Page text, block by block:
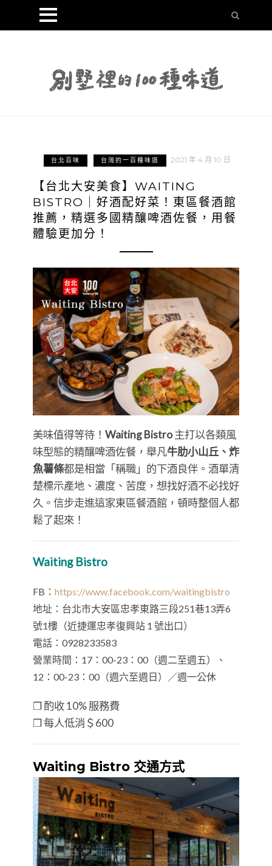
台北百味 台灣的一百種味道 2021 年 4 月 10 日
【台北大安美食】WAITING
BISTRO｜好酒配好菜！東區餐酒館
推薦，精選多國精釀啤酒佐餐，用餐
體驗更加分！
美味值得等待！ Waiting Bistro主打以各類風
味型態的精釀啤酒佐餐，舉凡牛肋小山丘、炸
魚薯條都是相當「稱職」的下酒良伴。酒單清
楚標示產地、濃度、苦度，想找好酒不必找好
久。信步走進這家東區餐酒館，頓時整個人都
鬆了起來！
Waiting Bistro
FB： https://www.facebook.com/waitingbistro
地址：台北市大安區忠孝東路三段251巷13弄6
號1樓（近捷運忠孝復興站 1 號出口）
電話：0928233583
營業時間：17：00-23：00（週二至週五）、
12：00-23：00（週六至週日）／週一公休
❒ 酌收 10% 服務費
❒ 每人低消＄600
Waiting Bistro 交通方式